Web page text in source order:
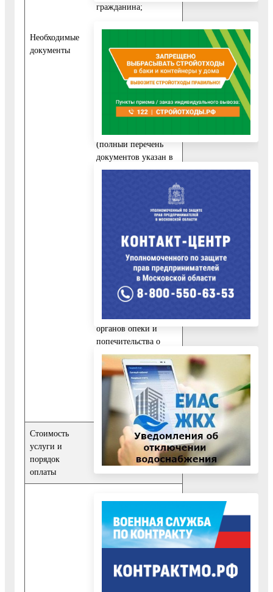
Необходимые
документы
гражданина;
5) Документ,
личность
несовершеннолетнего
гражданина
рождении или
паспорт для граждан
(полный перечень
документов указан в
приложении 8 к
Административному
документ,
подтверждающий
отсутствие
медицинских
противопоказаний
органов опеки и
попечительства о
назначении
гражданина
опекуном
Стоимость
услуги и
порядок
оплаты
Услуга
предоставляется
бесплатно
1. При личном
обращении Заявителя
в Организацию срок
предоставления
от результата
предоставления